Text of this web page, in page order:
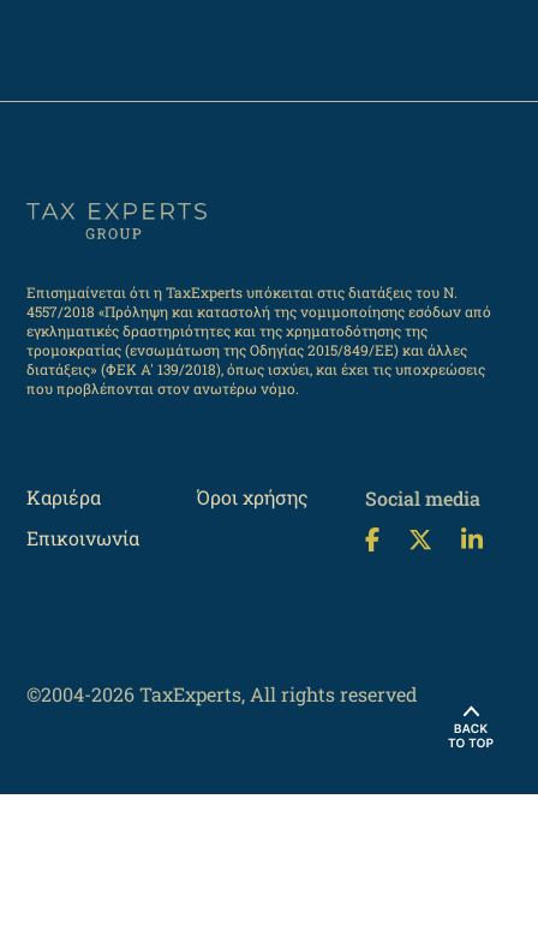
Επισημαίνεται ότι η TaxExperts υπόκειται στις διατάξεις του Ν.
4557/2018 «Πρόληψη και καταστολή της νομιμοποίησης εσόδων από
εγκληματικές δραστηριότητες και της χρηματοδότησης της
τρομοκρατίας (ενσωμάτωση της Οδηγίας 2015/849/ΕΕ) και άλλες
διατάξεις» (ΦΕΚ Α' 139/2018), όπως ισχύει, και έχει τις υποχρεώσεις
που προβλέπονται στον ανωτέρω νόμο.
Καριέρα
Επικοινωνία
Όροι χρήσης Social media
©2004-2026 TaxExperts, All rights reserved